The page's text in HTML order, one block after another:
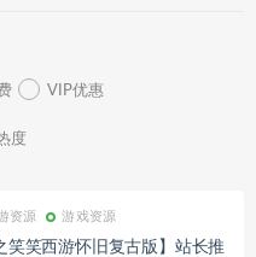
VIP优惠
度
资源 游戏资源
笑笑西游怀旧复古版】站长推